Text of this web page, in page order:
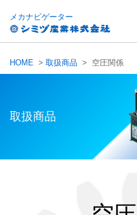
メカナビゲーター
HOME > 取扱商品 > 空圧関係
取扱商品